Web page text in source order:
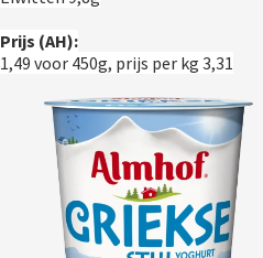
Prijs (AH):
1,49 voor 450g, prijs per kg 3,31